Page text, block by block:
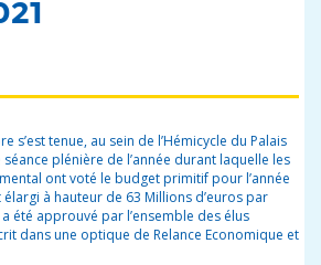
s’est tenue, au sein de l’Hémicycle du Palais
plénière de l’année durant laquelle les
ont voté le budget primitif pour l’année
à hauteur de 63 Millions d’euros par
été approuvé par l’ensemble des élus
dans une optique de Relance Economique et